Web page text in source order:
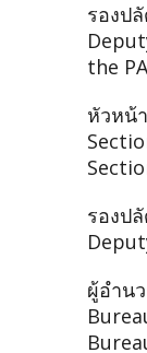
รองป
the
หัวหน้
รองป
ผู้อำน